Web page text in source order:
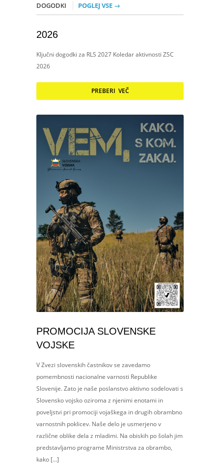
DOGODKI POGLEJ VSE →
2026
Ključni dogodki za RLS 2027 Koledar aktivnosti ZSC
2026
PREBERI VEČ
PROMOCIJA SLOVENSKE
VOJSKE
V Zvezi slovenskih častnikov se zavedamo
pomembnosti nacionalne varnosti Republike
Slovenije. Zato je naše poslanstvo aktivno sodelovati s
Slovensko vojsko oziroma z njenimi enotami in
poveljstvi pri promociji vojaškega in drugih obrambno
varnostnih poklicev. Naše delo je usmerjeno v
različne oblike dela z mladimi. Na obiskih po šolah jim
predstavljamo programe Ministrstva za obrambo,
kako […]